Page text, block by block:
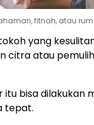
fitnah, atau
yang
citra atau
itu bisa dilakukan
tepat.